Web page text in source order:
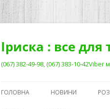
Перейти
Іриска : все для
(067) 382-49-98, (067) 383-10-
ГОЛОВНА НОВИНИ